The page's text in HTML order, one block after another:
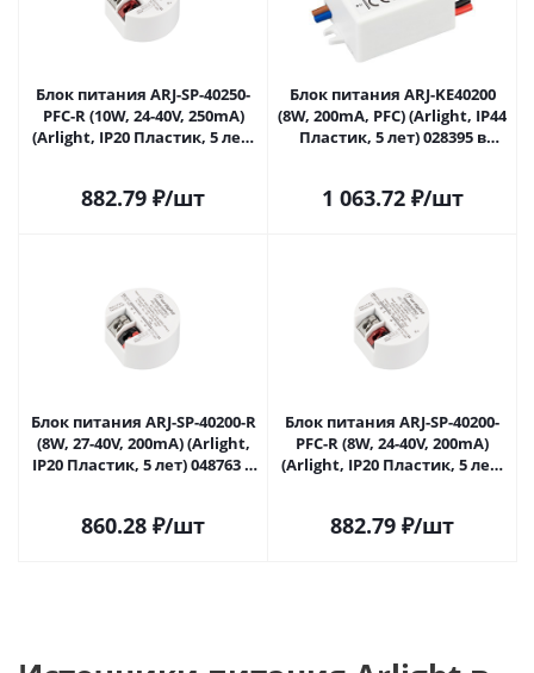
Блок питания ARJ-SP-40250-
PFC-R (10W, 24-40V, 250mA)
(Arlight, IP20 Пластик, 5 лет)
882.79 ₽/шт
Блок питания ARJ-KE40200
(8W, 200mA, PFC) (Arlight, IP44
Пластик, 5 лет) 028395 в
1 063.72₽/шт
Блок питания ARJ-SP-40200-R
(8W, 27-40V, 200mA) (Arlight,
IP20 Пластик, 5 лет) 048763 в
860.28 ₽/шт
Блок питания ARJ-SP-40200-
PFC-R (8W, 24-40V, 200mA)
(Arlight, IP20 Пластик, 5 лет)
882.79 ₽/шт